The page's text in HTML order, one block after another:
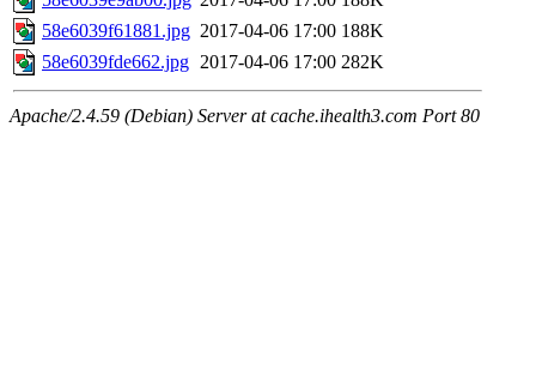
58e6039f61881.jpg 2017-04-06 17:00 188K
58e6039fde662.jpg 2017-04-06 17:00 282K
Apache/2.4.59 (Debian) Server at cache.ihealth3.com Port 80